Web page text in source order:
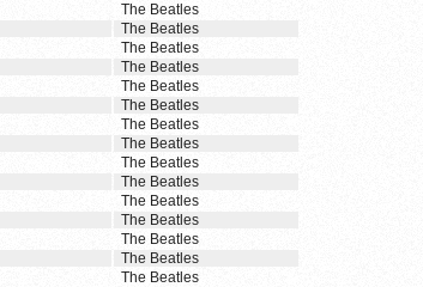
The Beatles
The Beatles
The Beatles
The Beatles
The Beatles
The Beatles
The Beatles
The Beatles
The Beatles
The Beatles
The Beatles
The Beatles
The Beatles
The Beatles
The Beatles